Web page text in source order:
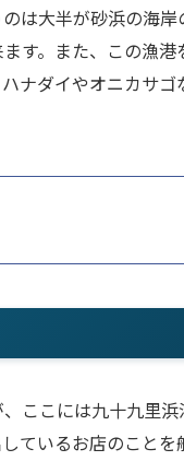
は大半が砂浜の海
す。また、この漁
ナダイやオニカサ
ここには九十九里
ているお店のこと